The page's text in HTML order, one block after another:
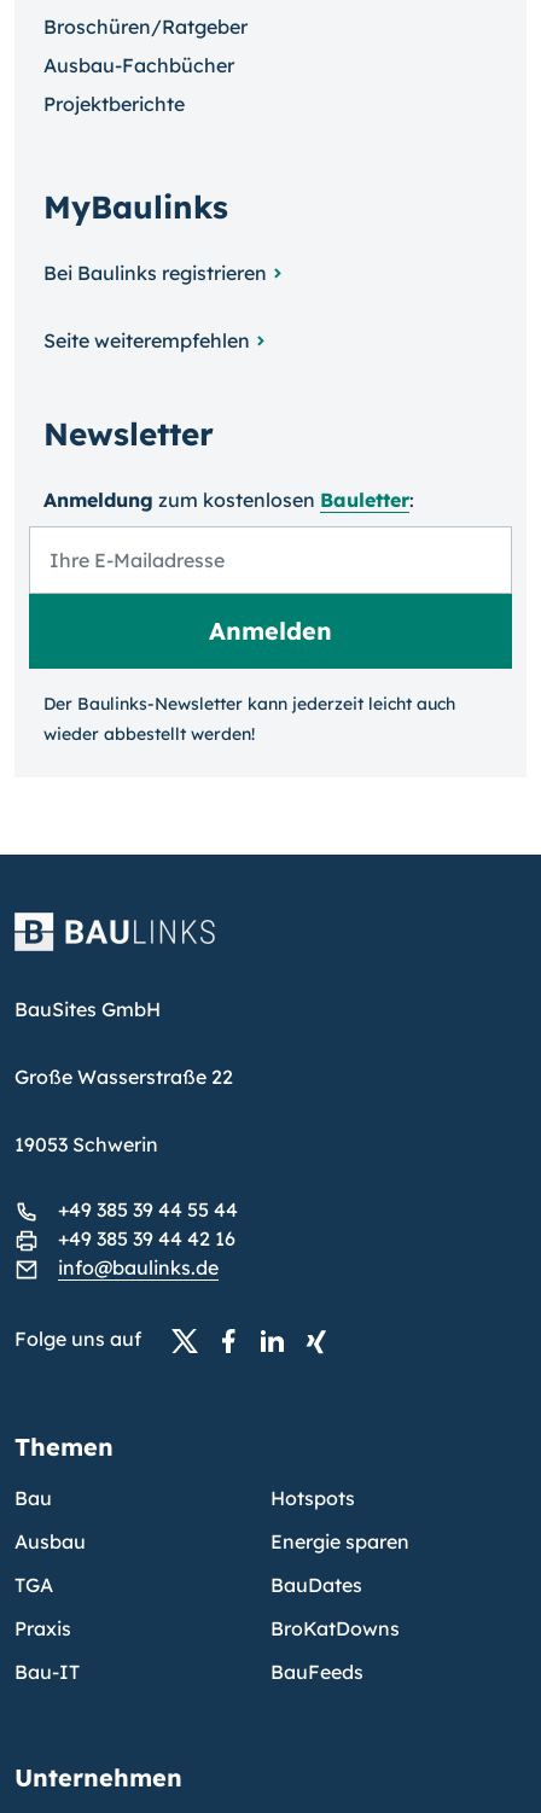
Broschüren/Ratgeber
Ausbau-Fachbücher
Projektberichte
MyBaulinks
Bei Baulinks registrieren
Seite weiterempfehlen
Newsletter
Anmeldung zum kosten­losen Bauletter:
Der Baulinks-Newsletter kann jeder­zeit leicht auch
wieder ab­bestellt werden!
BauSites GmbH
Große Wasserstraße 22
19053 Schwerin
+49 385 39 44 55 44
+49 385 39 44 42 16
info@baulinks.de
Folge uns auf
Themen
Bau
Ausbau
TGA
Praxis
Bau-IT
Hotspots
Energie sparen
BauDates
BroKatDowns
BauFeeds
Unternehmen